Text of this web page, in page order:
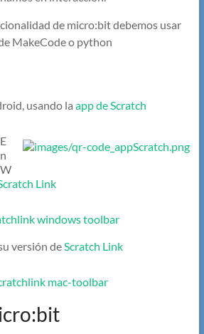
de micro:bit debemos usar
MakeCode o python
usando la app de Scratch
E
n
W
Link
versión deScratch Link